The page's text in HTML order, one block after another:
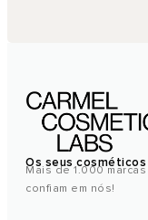
Os seus
Mais de 1.000
confiam em nós!